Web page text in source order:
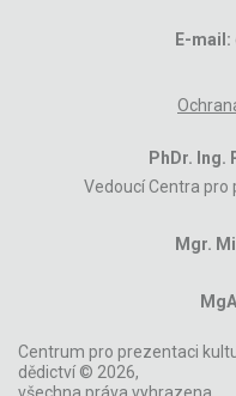
E-mail:
PhDr. Ing.
Vedoucí Centra
Mgr.
Centrum pro prezentaci
dědictví © 2026,